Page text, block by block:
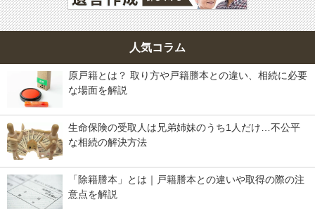
人気コラム
原戸籍とは？ 取り方や戸籍謄本との違い、相続に必要
な場面を解説
生命保険の受取人は兄弟姉妹のうち1人だけ…不公平
な相続の解決方法
「除籍謄本」とは｜戸籍謄本との違いや取得の際の注
意点を解説